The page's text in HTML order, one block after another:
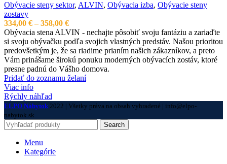
Obývacie steny sektor, ALVIN, Obývacia izba, Obývacie steny
zostavy
334,00 € – 358,00 €Price
range:
334,00 €
through
358,00 €
Obývacia stena ALVIN - nechajte pôsobiť svoju fantáziu a zariaďte
si svoju obývačku podľa svojich vlastných predstáv. Našou prioritou
predovšetkým je, že sa riadime prianím našich zákazníkov, a preto
Vám prinášame širokú ponuku moderných obývacích zostáv, ktoré
presne padnú do Vášho domova.
Pridať do zoznamu želaní
Viac info
Rýchly náhľad
ELPO Nábytok 2022 | Všetky práva na obsah vyhradené | info@elpo-
nabytok.sk
Search
Menu
Kategórie